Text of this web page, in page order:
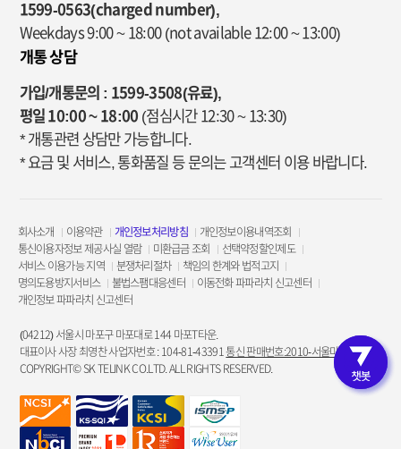
고객인증
1599-0563(charged number),
Weekdays 9:00 ~ 18:00 (not available 12:00 ~ 13:00)
개통 상담
가입/개통문의 : 1599-3508(유료),
평일 10:00 ~ 18:00 (점심시간 12:30 ~ 13:30)
* 개통관련 상담만 가능합니다.
* 요금 및 서비스, 통화품질 등 문의는 고객센터 이용 바랍니다.
회사소개 이용약관 개인정보처리방침
개인정보이용내역조회
통신이용자정보 제공사실 열람
미환급금 조회
선택약정할인제도
서비스 이용가능 지역
분쟁처리절차
책임의 한계와 법적고지
명의도용방지서비스
불법스팸대응센터
이동전화 파파라치 신고센터
개인정보 파파라치 신고센터
(04212) 서울시 마포구 마포대로 144 마포T타운.
대표이사 사장 최영찬 사업자번호 : 104-81-43391통신 판매번호:2010-서울마포-3953
COPYRIGHT© SK TELINK CO.LTD. ALL RIGHTS RESERVED.